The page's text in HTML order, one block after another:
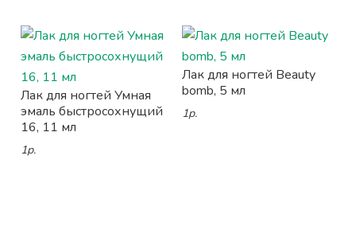
Лак для ногтей Умная
эмаль быстросохнущий
16, 11 мл
1р.
Лак для ногтей Beauty
bomb, 5 мл
1р.